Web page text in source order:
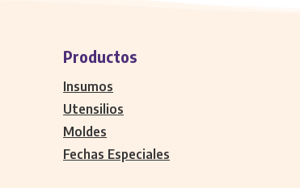
Productos
Insumos
Utensilios
Moldes
Fechas Especiales